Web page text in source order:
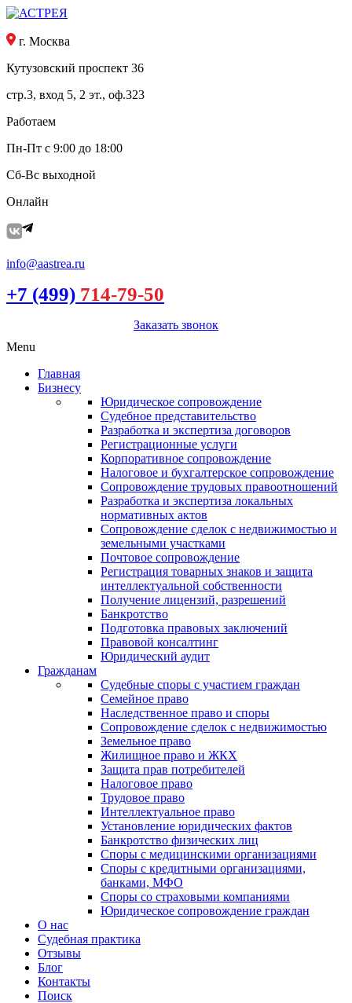
г. Москва
Кутузовский проспект 36
стр.3, вход 5, 2 эт., оф.323
Работаем
Пн-Пт с 9:00 до 18:00
Сб-Вс выходной
Онлайн
info@aastrea.ru
+7 (499) 714-79-50
Заказать звонок
Menu
Главная
Бизнесу
Юридическое сопровождение
Судебное представительство
Разработка и экспертиза договоров
Регистрационные услуги
Корпоративное сопровождение
Налоговое и бухгалтерское сопровождение
Сопровождение трудовых правоотношений
Разработка и экспертиза локальных
нормативных актов
Сопровождение сделок с недвижимостью и
земельными участками
Почтовое сопровождение
Регистрация товарных знаков и защита
интеллектуальной собственности
Получение лицензий, разрешений
Банкротство
Подготовка правовых заключений
Правовой консалтинг
Юридический аудит
Гражданам
Судебные споры с участием граждан
Семейное право
Наследственное право и споры
Сопровождение сделок с недвижимостью
Земельное право
Жилищное право и ЖКХ
Защита прав потребителей
Налоговое право
Трудовое право
Интеллектуальное право
Установление юридических фактов
Банкротство физических лиц
Споры с медицинскими организациями
Споры с кредитными организациями,
банками, МФО
Споры со страховыми компаниями
Юридическое сопровождение граждан
О нас
Судебная практика
Отзывы
Блог
Контакты
Поиск